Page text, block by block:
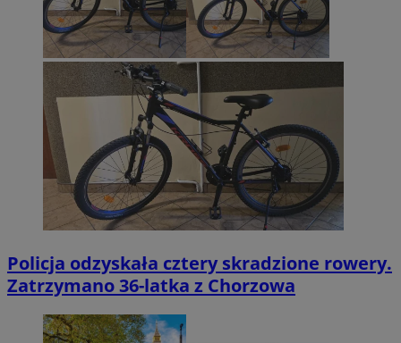
Policja odzyskała cztery skradzione rowery.
Zatrzymano 36-latka z Chorzowa